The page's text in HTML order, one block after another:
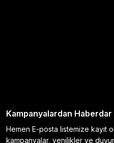
Kampanyalardan Haberdar
Hemen E-posta listemize kayıt
kampanyalar, yenilikler ve